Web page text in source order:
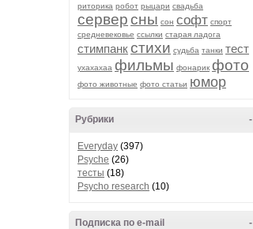
риторика робот рыцари свадьба
серверсны сон софт спорт
средневековье ссылки старая ладога
стимпанкстихи судьба танки тест
ухахахаа фильмы фонарик фото
фото животные фото статьи юмор
-
Рубрики
Everyday (397)
Psyche (26)
тесты (18)
Psycho research (10)
-
Подписка по e-mail